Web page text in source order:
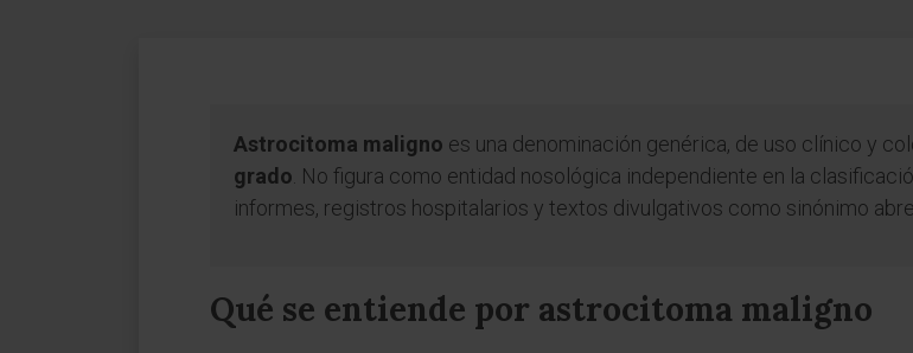
Astrocitoma maligno es una denominación genérica, de uso clínico y
grado . No figura como entidad nosológica independiente en la
informes, registros hospitalarios y textos divulgativos como sinónimo
Qué se entiende por astrocitoma maligno